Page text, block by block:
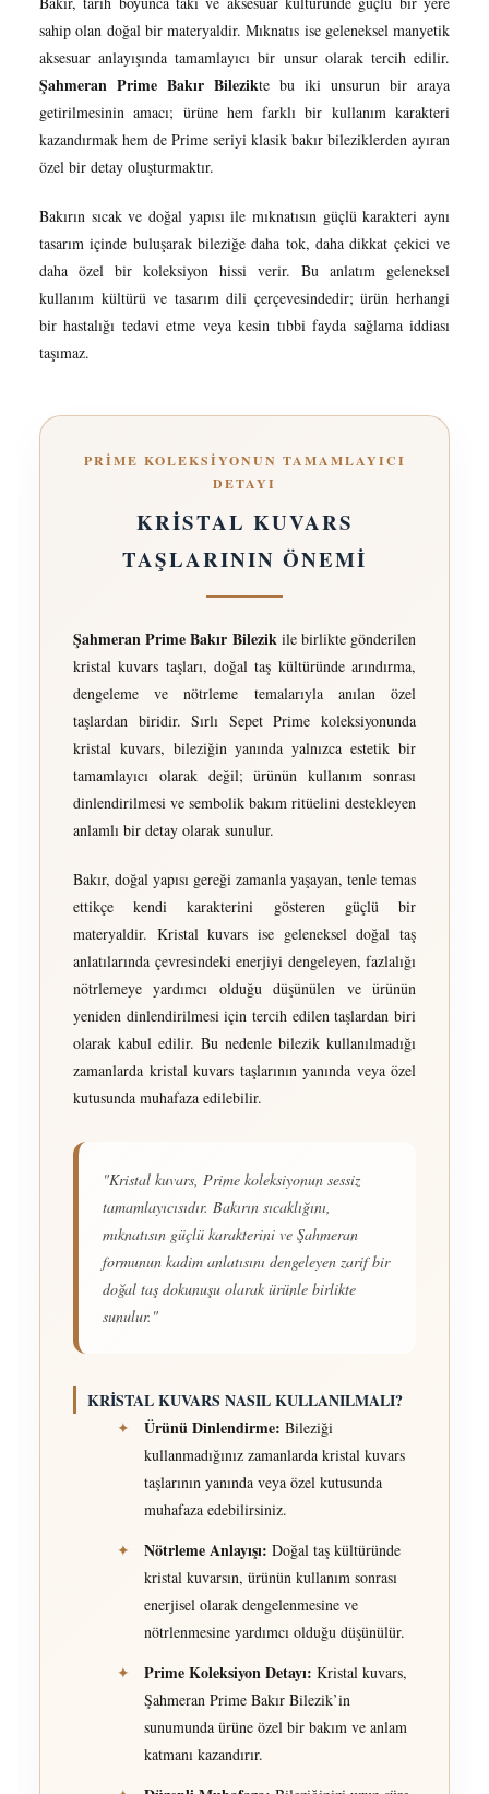
sahip olan doğal bir materyaldir. Mıknatıs ise geleneksel manyetik
aksesuar anlayışında tamamlayıcı bir unsur olarak tercih edilir.
Şahmeran Prime Bakır Bilezikte bu iki unsurun bir araya
getirilmesinin amacı; ürüne hem farklı bir kullanım karakteri
kazandırmak hem de Prime seriyi klasik bakır bileziklerden ayıran
özel bir detay oluşturmaktır.
Bakırın sıcak ve doğal yapısı ile mıknatısın güçlü karakteri aynı
tasarım içinde buluşarak bileziğe daha tok, daha dikkat çekici ve
daha özel bir koleksiyon hissi verir. Bu anlatım geleneksel
kullanım kültürü ve tasarım dili çerçevesindedir; ürün herhangi
bir hastalığı tedavi etme veya kesin tıbbi fayda sağlama iddiası
taşımaz.
PRIME KOLEKSIYONUN TAMAMLAYICI
DETAYI
KRİSTAL KUVARS
TAŞLARININ ÖNEMİ
Şahmeran Prime Bakır Bilezik ile birlikte gönderilen
kristal kuvars taşları, doğal taş kültüründe arındırma,
dengeleme ve nötrleme temalarıyla anılan özel
taşlardan biridir. Sırlı Sepet Prime koleksiyonunda
kristal kuvars, bileziğin yanında yalnızca estetik bir
tamamlayıcı olarak değil; ürünün kullanım sonrası
dinlendirilmesi ve sembolik bakım ritüelini destekleyen
anlamlı bir detay olarak sunulur.
Bakır, doğal yapısı gereği zamanla yaşayan, tenle temas
ettikçe kendi karakterini gösteren güçlü bir
materyaldir. Kristal kuvars ise geleneksel doğal taş
anlatılarında çevresindeki enerjiyi dengeleyen, fazlalığı
nötrlemeye yardımcı olduğu düşünülen ve ürünün
yeniden dinlendirilmesi için tercih edilen taşlardan biri
olarak kabul edilir. Bu nedenle bilezik kullanılmadığı
zamanlarda kristal kuvars taşlarının yanında veya özel
kutusunda muhafaza edilebilir.
"Kristal kuvars, Prime koleksiyonun sessiz
tamamlayıcısıdır. Bakırın sıcaklığını,
mıknatısın güçlü karakterini ve Şahmeran
formunun kadim anlatısını dengeleyen zarif bir
doğal taş dokunuşu olarak ürünle birlikte
sunulur."
KRİSTAL KUVARS NASIL KULLANILMALI?
✦ Ürünü Dinlendirme: Bileziği
kullanmadığınız zamanlarda kristal kuvars
taşlarının yanında veya özel kutusunda
muhafaza edebilirsiniz.
✦
Nötrleme Anlayışı: Doğal taş kültüründe
kristal kuvarsın, ürünün kullanım sonrası
enerjisel olarak dengelenmesine ve
nötrlenmesine yardımcı olduğu düşünülür.
✦
Prime Koleksiyon Detayı: Kristal kuvars,
Şahmeran Prime Bakır Bilezik’in
sunumunda ürüne özel bir bakım ve anlam
katmanı kazandırır.